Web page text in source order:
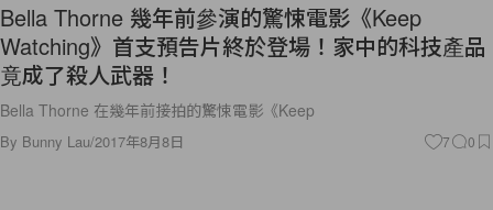
Bella Thorne 幾年前參演的驚悚電影《Keep
Watching》首支預告片終於登場！家中的科技產品
竟成了殺人武器！
Bella Thorne 在幾年前接拍的驚悚電影《Keep
By Bunny Lau/2017年8月8日 7 0